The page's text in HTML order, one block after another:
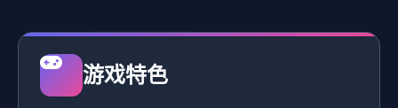
游戏特色